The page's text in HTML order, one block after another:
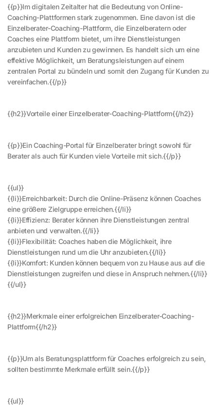
{{p}}Im digitalen Zeitalter hat die Bedeutung von Online-
Coaching-Plattformen stark zugenommen. Eine davon ist die
Einzelberater-Coaching-Plattform, die Einzelberatern oder
Coaches eine Plattform bietet, um ihre Dienstleistungen
anzubieten und Kunden zu gewinnen. Es handelt sich um eine
effektive Möglichkeit, um Beratungsleistungen auf einem
zentralen Portal zu bündeln und somit den Zugang für Kunden zu
vereinfachen.{{/p}}
{{h2}}Vorteile einer Einzelberater-Coaching-Plattform{{/h2}}
{{p}}Ein Coaching-Portal für Einzelberater bringt sowohl für
Berater als auch für Kunden viele Vorteile mit sich.{{/p}}
{{ul}}
{{li}}Erreichbarkeit: Durch die Online-Präsenz können Coaches
eine größere Zielgruppe erreichen.{{/li}}
{{li}}Effizienz: Berater können ihre Dienstleistungen zentral
anbieten und verwalten.{{/li}}
{{li}}Flexibilität: Coaches haben die Möglichkeit, ihre
Dienstleistungen rund um die Uhr anzubieten.{{/li}}
{{li}}Komfort: Kunden können bequem von zu Hause aus auf die
Dienstleistungen zugreifen und diese in Anspruch nehmen.{{/li}}
{{/ul}}
{{h2}}Merkmale einer erfolgreichen Einzelberater-Coaching-
Plattform{{/h2}}
{{p}}Um als Beratungsplattform für Coaches erfolgreich zu sein,
sollten bestimmte Merkmale erfüllt sein.{{/p}}
{{ul}}